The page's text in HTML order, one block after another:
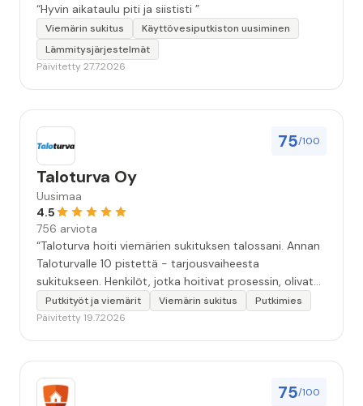
“Hyvin aikataulu piti ja siististi ”
Viemärin sukitus
Käyttövesiputkiston uusiminen
Lämmitysjärjestelmät
Päivitetty 27.7.2026
75/100
Taloturva Oy
Uusimaa
4.5
756 arviota
“Taloturva hoiti viemärien sukituksen talossani. Annan
Taloturvalle 10 pistettä - tarjousvaiheesta
sukitukseen. Henkilöt, jotka hoitivat prosessin, olivat
ammattitaitoisia ja miellyttäviä. Remontin jälkeen
saamani materiaali tehtävän suorittamisesta oli
Putkityöt ja viemärit Viemärin sukitus
Putkimies
Päivitetty 19.7.2026
75/100